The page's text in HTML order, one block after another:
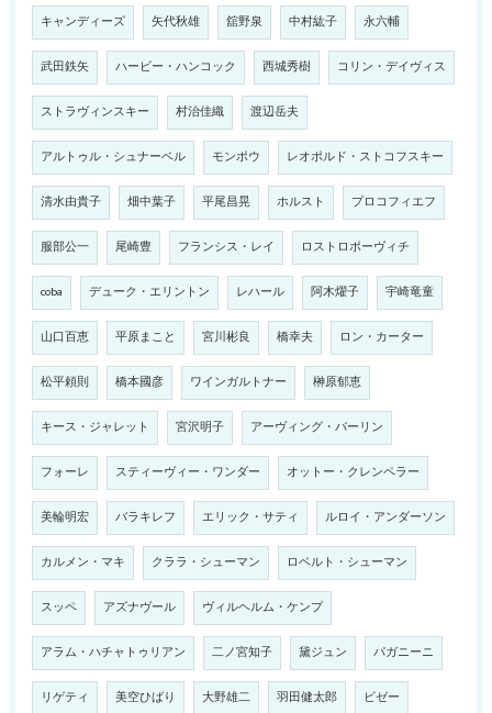
キャンディーズ 矢代秋雄 舘野泉 中村紘子 永六輔
武田鉄矢 ハービー・ハンコック 西城秀樹 コリン・デイヴィス
ストラヴィンスキー 村治佳織 渡辺岳夫
アルトゥル・シュナーベル モンポウ レオポルド・ストコフスキー
清水由貴子 畑中葉子 平尾昌晃 ホルスト プロコフィエフ
服部公一 尾崎豊 フランシス・レイ ロストロポーヴィチ
coba デューク・エリントン レハール 阿木燿子 宇崎竜童
山口百恵 平原まこと 宮川彬良 橋幸夫 ロン・カーター
松平頼則 橋本國彦 ワインガルトナー 榊原郁恵
キース・ジャレット 宮沢明子 アーヴィング・バーリン
フォーレ スティーヴィー・ワンダー オットー・クレンペラー
美輪明宏 バラキレフ エリック・サティ ルロイ・アンダーソン
カルメン・マキ クララ・シューマン ロベルト・シューマン
スッペ アズナヴール ヴィルヘルム・ケンプ
アラム・ハチャトゥリアン 二ノ宮知子 黛ジュン パガニーニ
リゲティ 美空ひばり 大野雄二 羽田健太郎 ビゼー